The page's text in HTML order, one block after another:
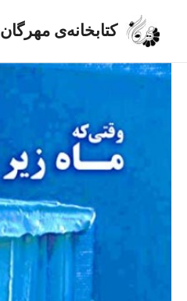
کتابخانه‌ی مهرگان